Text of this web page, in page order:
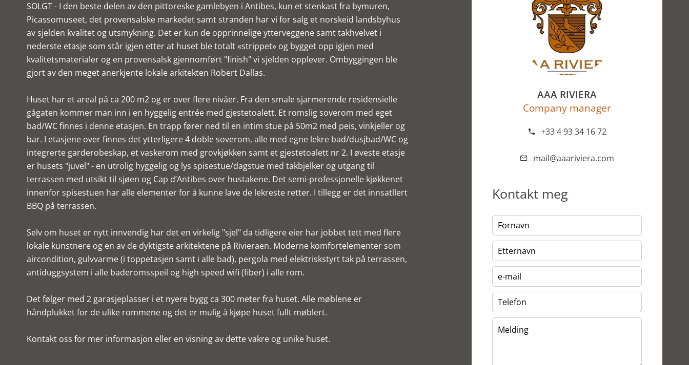
SOLGT - I den beste delen av den pittoreske gamlebyen i Antibes, kun et stenkast fra bymuren,
Picassomuseet, det provensalske markedet samt stranden har vi for salg et norskeid landsbyhus
av sjelden kvalitet og utsmykning. Det er kun de opprinnelige ytterveggene samt takhvelvet i
nederste etasje som står igjen etter at huset ble totalt «strippet» og bygget opp igjen med
kvalitetsmaterialer og en provensalsk gjennomført "finish" vi sjelden opplever. Ombyggingen ble
gjort av den meget anerkjente lokale arkitekten Robert Dallas.
Huset har et areal på ca 200 m2 og er over flere nivåer. Fra den smale sjarmerende residensielle
gågaten kommer man inn i en hyggelig entrée med gjestetoalett. Et romslig soverom med eget
bad/WC finnes i denne etasjen. En trapp fører ned til en intim stue på 50m2 med peis, vinkjeller og
bar. I etasjene over finnes det ytterligere 4 doble soverom, alle med egne lekre bad/dusjbad/WC og
integrerte garderobeskap, et vaskerom med grovkjøkken samt et gjestetoalett nr 2. I øveste etasje
er husets "juvel" - en utrolig hyggelig og lys spisestue/dagstue med takbjelker og utgang til
terrassen med utsikt til sjøen og Cap d’Antibes over hustakene. Det semi-professjonelle kjøkkenet
innenfor spisestuen har alle elementer for å kunne lave de lekreste retter. I tillegg er det innsatllert
BBQ på terrassen.
Selv om huset er nytt innvendig har det en virkelig "sjel" da tidligere eier har jobbet tett med flere
lokale kunstnere og en av de dyktigste arkitektene på Rivieraen. Moderne komfortelementer som
aircondition, gulvvarme (i toppetasjen samt i alle bad), pergola med elektriskstyrt tak på terrassen,
antiduggsystem i alle baderomsspeil og high speed wifi (fiber) i alle rom.
Det følger med 2 garasjeplasser i et nyere bygg ca 300 meter fra huset. Alle møblene er
håndplukket for de ulike rommene og det er mulig å kjøpe huset fullt møblert.
Kontakt oss for mer informasjon eller en visning av dette vakre og unike huset.
AAA RIVIERA
Company manager
+33 4 93 34 16 72
mail@aaariviera.com
Kontakt meg